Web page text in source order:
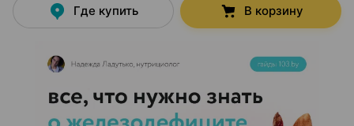
Где купить В корзину